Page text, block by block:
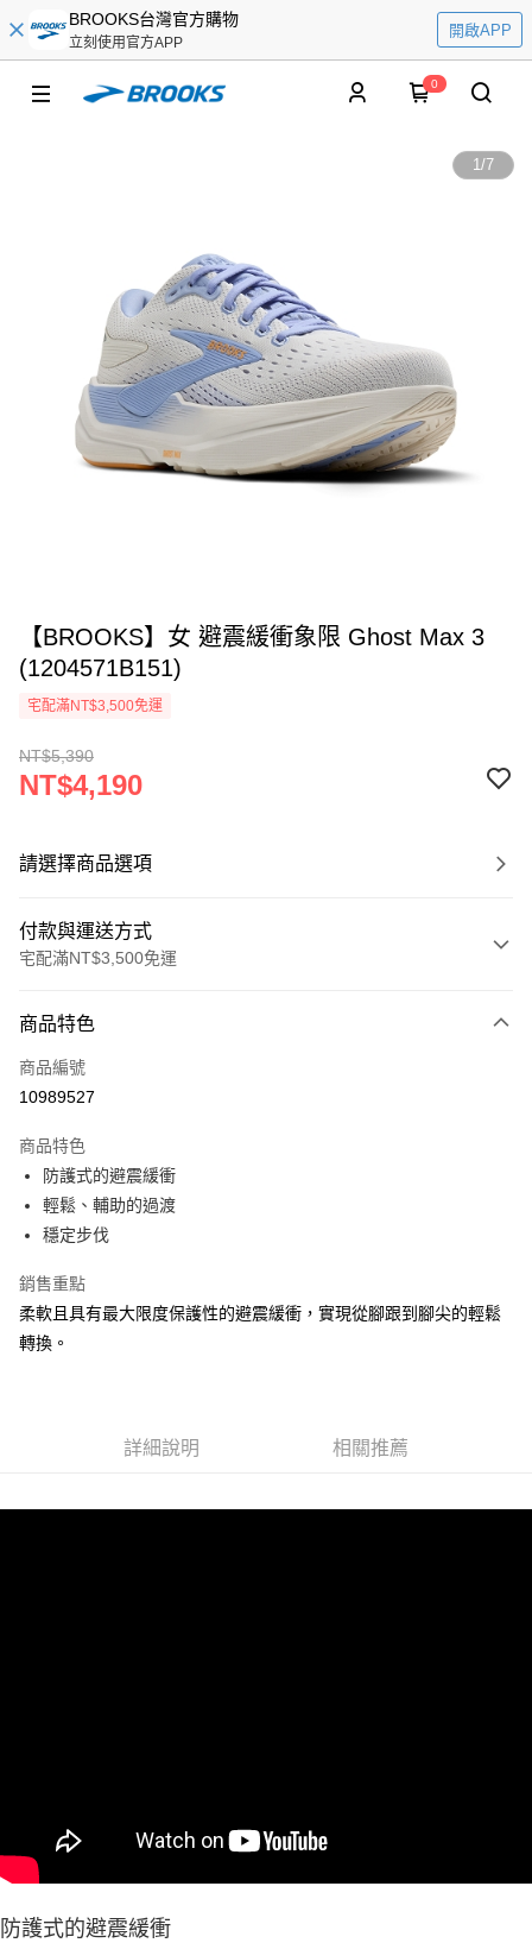
BROOKS台灣官方購物
立刻使用官方APP
開啟APP
0
1/7
【BROOKS】女 避震緩衝象限 Ghost Max 3
(1204571B151)
宅配滿NT$3,500免運
NT$5,390
NT$4,190
請選擇商品選項
付款與運送方式
宅配滿NT$3,500免運
信用卡一次付款
ATM付款
運送方式
宅配
每筆NT$100，滿NT$3,500(含以上)免運費
商品特色
商品編號
10989527
商品特色
防護式的避震緩衝
輕鬆、輔助的過渡
穩定步伐
銷售重點
柔軟且具有最大限度保護性的避震緩衝，實現從腳跟到腳尖的輕鬆
轉換。
詳細說明 相關推薦
防護式的避震緩衝